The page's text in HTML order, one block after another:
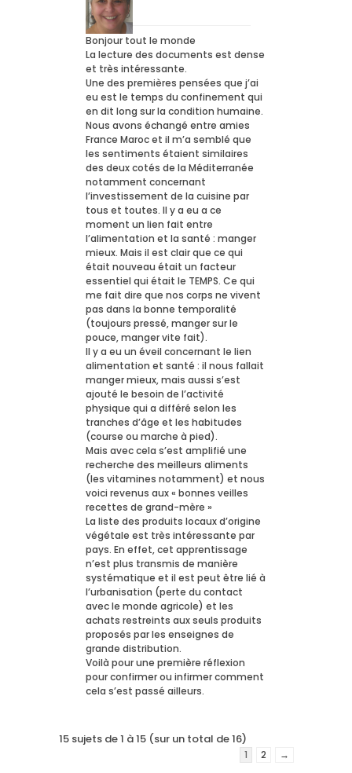
Bonjour tout le monde
La lecture des documents est dense
et très intéressante.
Une des premières pensées que j’ai
eu est le temps du confinement qui
en dit long sur la condition humaine.
Nous avons échangé entre amies
France Maroc et il m’a semblé que
les sentiments étaient similaires
des deux cotés de la Méditerranée
notamment concernant
l’investissement de la cuisine par
tous et toutes. Il y a eu a ce
moment un lien fait entre
l’alimentation et la santé : manger
mieux. Mais il est clair que ce qui
était nouveau était un facteur
essentiel qui était le TEMPS. Ce qui
me fait dire que nos corps ne vivent
pas dans la bonne temporalité
(toujours pressé, manger sur le
pouce, manger vite fait).
Il y a eu un éveil concernant le lien
alimentation et santé : il nous fallait
manger mieux, mais aussi s’est
ajouté le besoin de l’activité
physique qui a différé selon les
tranches d’âge et les habitudes
(course ou marche à pied).
Mais avec cela s’est amplifié une
recherche des meilleurs aliments
(les vitamines notamment) et nous
voici revenus aux « bonnes veilles
recettes de grand-mère »
La liste des produits locaux d’origine
végétale est très intéressante par
pays. En effet, cet apprentissage
n’est plus transmis de manière
systématique et il est peut être lié à
l’urbanisation (perte du contact
avec le monde agricole) et les
achats restreints aux seuls produits
proposés par les enseignes de
grande distribution.
Voilà pour une première réflexion
pour confirmer ou infirmer comment
cela s’est passé ailleurs.
15 sujets de 1 à 15 (sur un total de 16)
1 2 →